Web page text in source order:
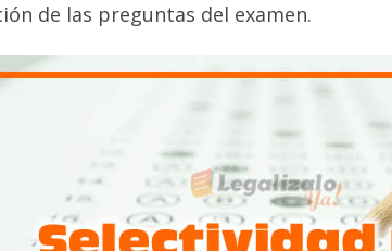
de las preguntas del examen.